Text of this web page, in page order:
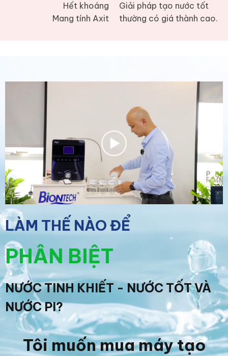
Hết khoáng
Mang tính Axit
Giải pháp tạo nước tốt
thường có giá thành cao.
LÀM THẾ NÀO ĐỂ
PHÂN BIỆT
NƯỚC TINH KHIẾT - NƯỚC TỐT VÀ
NƯỚC PI?
Tôi muốn mua máy tạo